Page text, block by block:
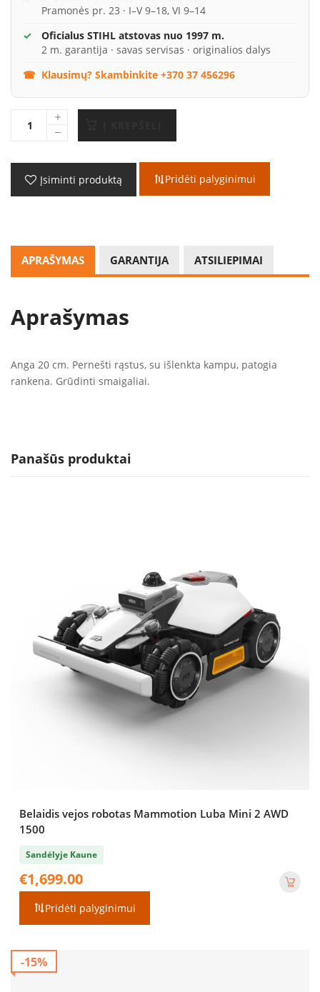
Pramonės pr. 23 · I–V 9–18, VI 9–14
Oficialus STIHL atstovas nuo 1997 m.
2 m. garantija · savas servisas · originalios dalys
Klausimų? Skambinkite +370 37 456296
Įsiminti produktą Pridėti palyginimui
APRAŠYMAS GARANTIJA ATSILIEPIMAI
Aprašymas
Anga 20 cm. Pernešti rąstus, su išlenkta kampu, patogia
rankena. Grūdinti smaigaliai.
Panašūs produktai
Belaidis vejos robotas Mammotion Luba Mini 2 AWD
1500
Sandėlyje Kaune
€1,699.00
Pridėti palyginimui
-15%